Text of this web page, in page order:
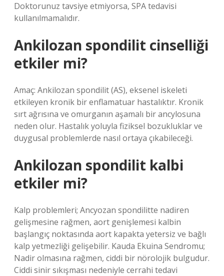
Doktorunuz tavsiye etmiyorsa, SPA tedavisi
kullanılmamalıdır.
Ankilozan spondilit cinselliği
etkiler mi?
Amaç: Ankilozan spondilit (AS), eksenel iskeleti
etkileyen kronik bir enflamatuar hastalıktır. Kronik
sırt ağrısına ve omurganın aşamalı bir ancylosuna
neden olur. Hastalık yoluyla fiziksel bozukluklar ve
duygusal problemlerde nasıl ortaya çıkabileceği.
Ankilozan spondilit kalbi
etkiler mi?
Kalp problemleri; Ancyozan spondilitte nadiren
gelişmesine rağmen, aort genişlemesi kalbin
başlangıç ​​noktasında aort kapakta yetersiz ve bağlı
kalp yetmezliği gelişebilir. Kauda Ekuina Sendromu;
Nadir olmasına rağmen, ciddi bir nörolojik bulgudur.
Ciddi sinir sıkışması nedeniyle cerrahi tedavi